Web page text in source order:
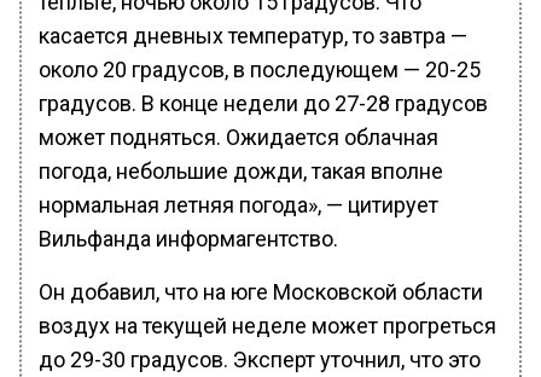
касается дневных температур, то завтра —
около 20 градусов, в последующем — 20-25
градусов. В конце недели до 27-28 градусов
может подняться. Ожидается облачная
погода, небольшие дожди, такая вполне
нормальная летняя погода», — цитирует
Вильфанда информагентство.
Он добавил, что на юге Московской области
воздух на текущей неделе может прогреться
до 29-30 градусов. Эксперт уточнил, что это